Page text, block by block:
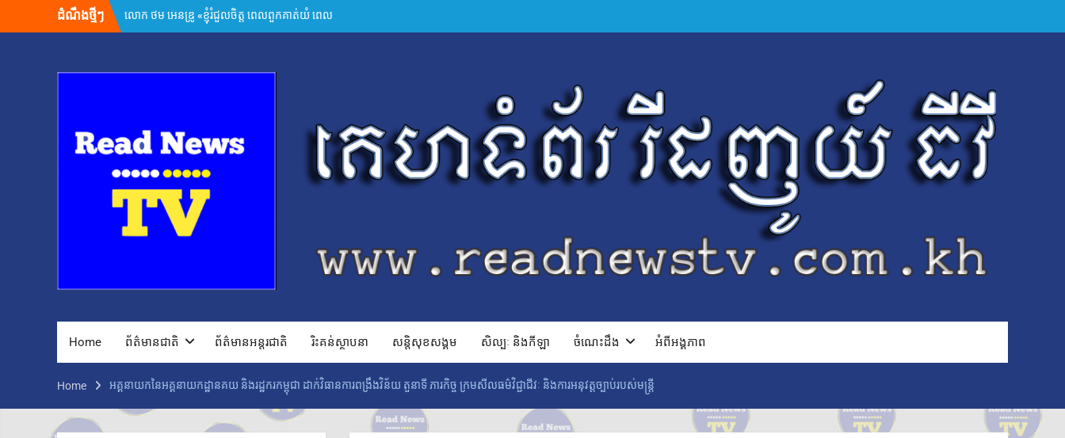
ដំណឹងថ្មីៗ
អ្នកនាំពាក្យក្រសួងព័ត៌មាន៖ គេហទំព័រមន្ទីរព័ត៌មាន
រាជធានី-ខេត្ត ត្រូវក្លាយជាច្រកផ្តល់ព័ត៌មានផ្លូវការដ៏
អភិវឌ្ឍន៍ បន្តចូលរួមលើកកម្ពស់អភិវឌ្ឍន៍ជាតិ
ឯកឧត្តម ស៊ុន ចាន់ថុល បញ្ជាក់ថា អត្រាពន្ធថ្មីចំនួន
១០% ដែលសហរដ្ឋអាមេរិកដាក់លើកម្ពុជា មិនមែនយក
ទៅបូកបន្ថែមលើអត្រា ១៩% នោះទេ
លោក ហ្សេលេនស្គី អះអាងថា រុស្ស៊ីគ្រោងនាំទាហានកូរ៉េ
ខាងជើង ៣០,០០០នាក់បន្ថែម មកចូលរួមក្នុងសង្គ្រាម
ក្នុងរយៈពេល១ឆ្នាំ សំណុំរឿងឆបោកតាម
ប្រព័ន្ធច្ចេកវិទ្យា២៦៨ករណីត្រូវបញ្ជូនទៅតុលាការ និង
សន្តិសុខ
ក្រសួងអប់រំ យុវជន និងកីឡា ប្រកាសព័ត៌មានពីការ
ប្រឡងសញ្ញាបត្រមធ្យមសិក្សាទុតិយភូមិ សម័យ
ប្រឡង៖១០ សីហ ២០២៦ មានបេក្ខជនចុះឈ្មោះ
ប្រឡង សរុប១៥១,២៣៨នាក់ ស្រី៨៤,៧៣៥នាក់
ក្រុមអ្នកសង្កេតការណ៍អាស៊ាន ចុះពិនិត្យស្ថានភាពជាក់
Home ព័ត៌មានជាតិ ព័ត៌មានអន្តរជាតិ រិះគន់ស្ថាបនា សន្តិសុខសង្គម សិល្បៈ និងកីឡា ចំណេះដឹង អំពីអង្គភាព
Home អគ្គនាយកនៃអគ្គនាយកដ្ឋានគយ និងរដ្ឋករកម្ពុជា ដាក់វិធានការពង្រឹងវិន័យ តួនាទី ភារកិច្ច ក្រមសីលធម៌វិជ្ជាជីវៈ និងការអនុវត្តច្បាប់របស់មន្ត្រី